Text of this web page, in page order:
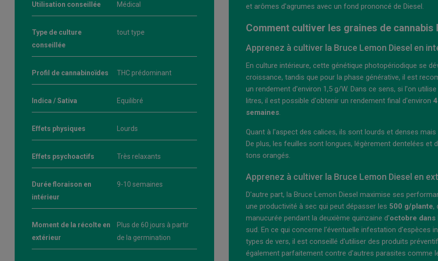
Utilisation conseillée Médical
Type de culture
conseillée
tout type
Profil de cannabinoïdes THC prédominant
Indica / Sativa Equilibré
Effets physiques Lourds
Effets psychoactifs Très relaxants
Durée floraison en
intérieur
9-10 semaines
Moment de la récolte en
extérieur
Plus de 60 jours à partir
de la germination
et arômes d'agrumes avec un fond prononcé de Diesel.
Comment cultiver les graines de cannabis
Apprenez à cultiver la Bruce Lemon Diesel en
En culture intérieure, cette génétique photopériodique se
croissance, tandis que pour la phase générative, il est
un rendement d'environ 1,5 g/W. Dans ce sens, si l'on
litres, il est possible d'obtenir un rendement final d'environ
semaines.
Quant à l'aspect des calices, ils sont lourds et denses
De plus, les feuilles sont longues, légèrement dentelées
tons orangés.
Apprenez à cultiver la Bruce Lemon Diesel en
D'autre part, la Bruce Lemon Diesel maximise ses
une productivité à sec qui peut dépasser les 500 g/plante,
manucurée pendant la deuxième quinzaine d'octobre
sud. En ce qui concerne l'éventuelle infestation d'espèces
types de vers, il est conseillé d'utiliser des produits
également parfaitement contre d'autres parasites comme